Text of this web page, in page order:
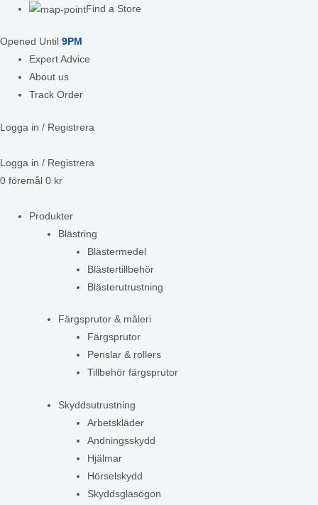
Find a Store
Opened Until 9PM
Expert Advice
About us
Track Order
Logga in / Registrera
Logga in / Registrera
0 föremål 0 kr
Produkter
Blästring
Blästermedel
Blästertillbehör
Blästerutrustning
Färgsprutor & måleri
Färgsprutor
Penslar & rollers
Tillbehör färgsprutor
Skyddsutrustning
Arbetskläder
Andningsskydd
Hjälmar
Hörselskydd
Skyddsglasögon